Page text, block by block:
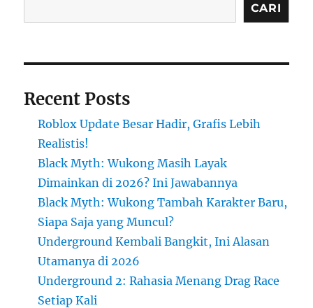
CARI
Recent Posts
Roblox Update Besar Hadir, Grafis Lebih
Realistis!
Black Myth: Wukong Masih Layak
Dimainkan di 2026? Ini Jawabannya
Black Myth: Wukong Tambah Karakter Baru,
Siapa Saja yang Muncul?
Underground Kembali Bangkit, Ini Alasan
Utamanya di 2026
Underground 2: Rahasia Menang Drag Race
Setiap Kali